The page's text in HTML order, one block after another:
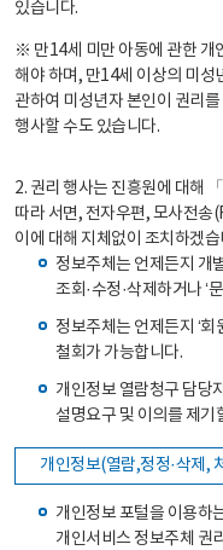
있습니다.
※ 만14세 미만 아동에 관한 개
해야 하며, 만14세 이상의 미성
관하여 미성년자 본인이 권리
행사할 수도 있습니다.
2. 권리 행사는 진흥원에 대해
따라 서면, 전자우편, 모사전송
이에 대해 지체없이 조치하겠습
정보주체는 언제든지 개
조회·수정·삭제하거나 ‘
정보주체는 언제든지 ‘회
철회가 가능합니다.
개인정보 열람청구 담당
설명요구 및 이의를 제기
개인정보(열람,정정·삭제,
개인정보 포털을 이용
개인서비스 정보주체